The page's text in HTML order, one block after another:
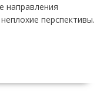
направления
перспективы.